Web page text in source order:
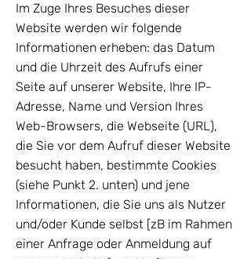
Im Zuge Ihres Besuches dieser
Website werden wir folgende
Informationen erheben: das Datum
und die Uhrzeit des Aufrufs einer
Seite auf unserer Website, Ihre IP-
Adresse, Name und Version Ihres
Web-Browsers, die Webseite (URL),
die Sie vor dem Aufruf dieser Website
besucht haben, bestimmte Cookies
(siehe Punkt 2. unten) und jene
Informationen, die Sie uns als Nutzer
und/oder Kunde selbst [zB im Rahmen
einer Anfrage oder Anmeldung auf